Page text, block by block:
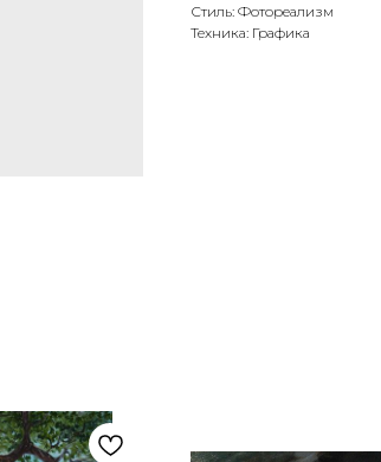
Стиль: Фотореализм
Техника: Графика